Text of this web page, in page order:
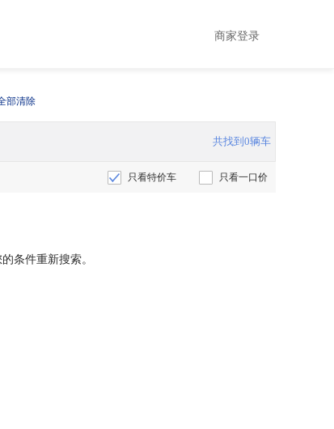
商家登录
部清除
共找到0辆车
只看特价车 只看一口价
条件重新搜索。